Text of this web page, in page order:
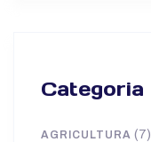
Categoria
AGRICULTURA (7)